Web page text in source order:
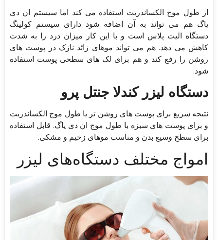
از طول موج الکساندریت استفاده می کند اما سیستم ان دی
یاگ هم می تواند به آن اضافه شود دارای سیستم کولینگ
دستگاه الیت پلاس است و با این کار میزان درد را به شدت
کاهش می دهد. هم می تواند موهای زائد نازک در پوست های
روشن را رفع کند و هم برای لک های سطحی پوست استفاده
شود.
دستگاه لیزر کندلا جنتل پرو
نتیجه سریع برای پوست های روشن تر با طول موج الکساندریت
و برای پوست های سبزه با طول موج ان دی یاگ. قابل استفاده
برای سطح وسیع بدن و مناسب موهای زخیم و مشکی.
امواج مختلف دستگاه‌های لیزر